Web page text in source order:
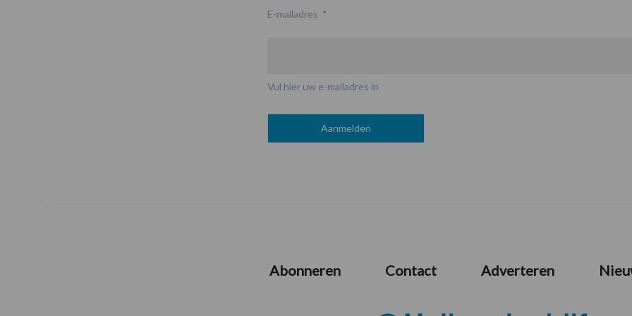
E-mailadres *
Vul hier uw e-mailadres in
Abonneren Contact Adverteren